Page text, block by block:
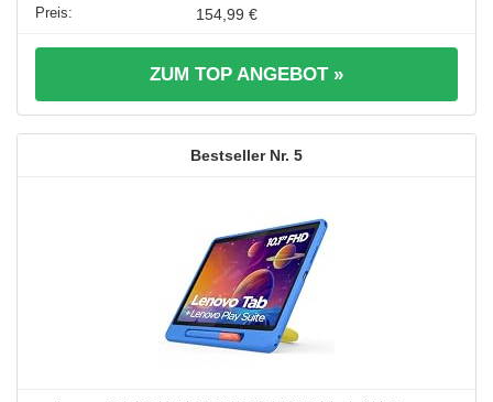
154,99 €
ZUM TOP ANGEBOT »
5